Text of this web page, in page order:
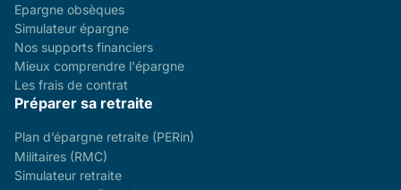
Epargne obsèques
Simulateur épargne
Nos supports financiers
Mieux comprendre l'épargne
Les frais de contrat
Préparer sa retraite
Plan d’épargne retraite (PERin)
Militaires (RMC)
Simulateur retraite